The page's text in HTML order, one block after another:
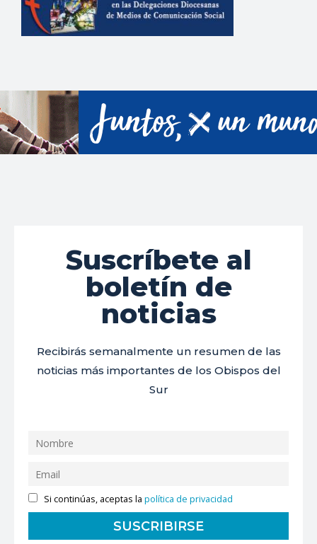
Suscríbete al
boletín de
noticias
Recibirás semanalmente un resumen de las
noticias más importantes de los Obispos del
Sur
Si continúas, aceptas lapolítica de privacidad